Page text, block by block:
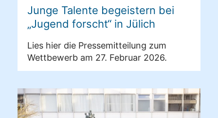
Junge Talente begeistern bei
„Jugend forscht“ in Jülich
Lies hier die Pressemitteilung zum
Wettbewerb am 27. Februar 2026.